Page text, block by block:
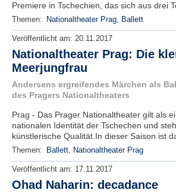
Premiere in Tschechien, das sich aus drei
Themen: Nationaltheater Prag, Ballett
Veröffentlicht am: 20.11.2017
Nationaltheater Prag: Die
Meerjungfrau
Andersens ergreifendes Märchen als
des Pragers Nationaltheaters
Prag - Das Prager Nationaltheater gilt als
nationalen Identität der Tschechen und
künstlerische Qualität.In dieser Saison ist
Themen: Ballett, Nationaltheater Prag
Veröffentlicht am: 17.11.2017
Ohad Naharin: decadance